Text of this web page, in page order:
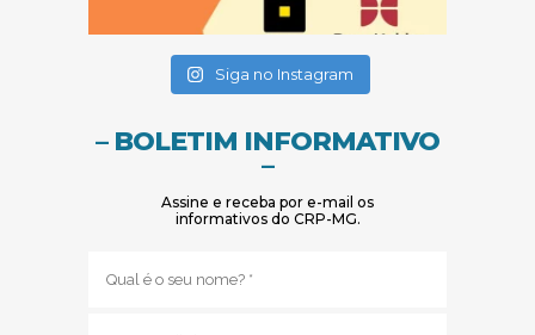
Siga no Instagram
– BOLETIM INFORMATIVO
–
Assine e receba por e-mail os
informativos do CRP-MG.